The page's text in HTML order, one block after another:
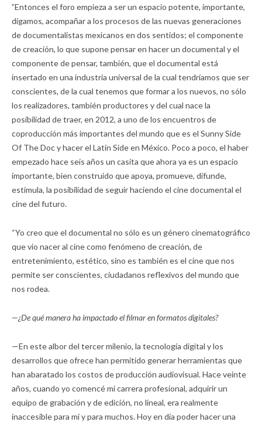
”Entonces el foro empieza a ser un espacio potente, importante,
digamos, acompañar a los procesos de las nuevas generaciones
de documentalistas mexicanos en dos sentidos; el componente
de creación, lo que supone pensar en hacer un documental y el
componente de pensar, también, que el documental está
insertado en una industria universal de la cual tendríamos que ser
conscientes, de la cual tenemos que formar a los nuevos, no sólo
los realizadores, también productores y del cual nace la
posibilidad de traer, en 2012, a uno de los encuentros de
coproducción más importantes del mundo que es el Sunny Side
Of The Doc y hacer el Latin Side en México. Poco a poco, el haber
empezado hace seis años un casita que ahora ya es un espacio
importante, bien construido que apoya, promueve, difunde,
estimula, la posibilidad de seguir haciendo el cine documental el
cine del futuro.
“Yo creo que el documental no sólo es un género cinematográfico
que vio nacer al cine como fenómeno de creación, de
entretenimiento, estético, sino es también es el cine que nos
permite ser conscientes, ciudadanos reflexivos del mundo que
nos rodea.
—¿De qué manera ha impactado el filmar en formatos digitales?
—En este albor del tercer milenio, la tecnología digital y los
desarrollos que ofrece han permitido generar herramientas que
han abaratado los costos de producción audiovisual. Hace veinte
años, cuando yo comencé mi carrera profesional, adquirir un
equipo de grabación y de edición, no lineal, era realmente
inaccesible para mí y para muchos. Hoy en día poder hacer una